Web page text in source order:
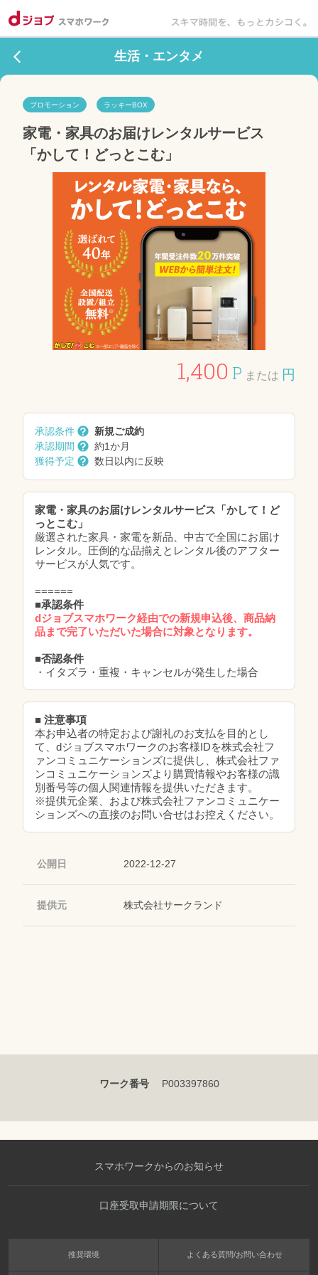
生活・エンタメ
プロモーション ラッキーBOX
家電・家具のお届けレンタルサービス
「かして！どっとこむ」
1,400 P または 円
承認条件
新規ご成約
承認期間
約1か月
獲得予定
数日以内に反映
家電・家具のお届けレンタルサービス「かして！ど
っとこむ」
厳選された家具・家電を新品、中古で全国にお届け
レンタル。圧倒的な品揃えとレンタル後のアフター
サービスが人気です。
======
■承認条件
dジョブスマホワーク経由での新規申込後、商品納
品まで完了いただいた場合に対象となります。
■否認条件
・イタズラ・重複・キャンセルが発生した場合
■ 注意事項
本お申込者の特定および謝礼のお支払を目的とし
て、dジョブスマホワークのお客様IDを株式会社フ
ァンコミュニケーションズに提供し、株式会社ファ
ンコミュニケーションズより購買情報やお客様の識
別番号等の個人関連情報を提供いただきます。
※提供元企業、および株式会社ファンコミュニケー
ションズへの直接のお問い合せはお控えください。
公開日 2022-12-27
提供元 株式会社サークランド
ワーク番号 P003397860
スマホワークからのお知らせ
口座受取申請期限について
推奨環境 よくある質問/お問い合わせ